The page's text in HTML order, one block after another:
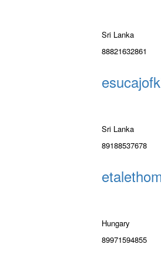
Sri Lanka
88821632861
Sri Lanka
89188537678
Hungary
89971594855